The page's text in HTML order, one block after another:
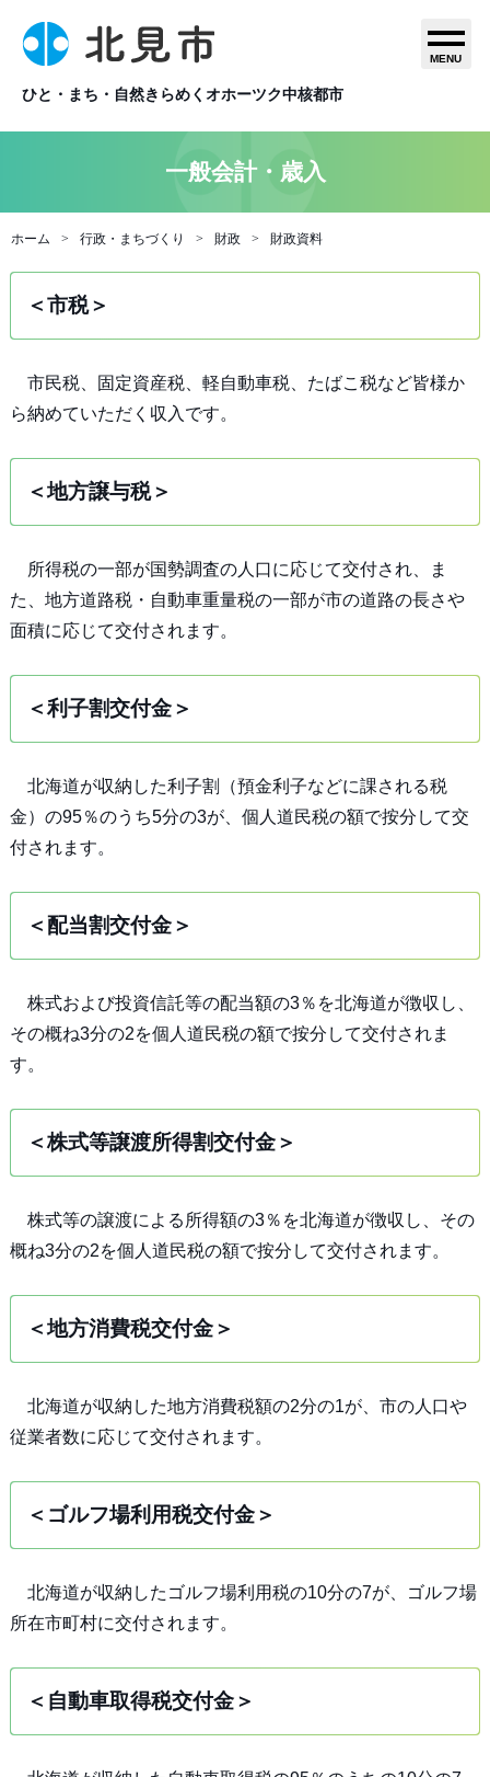
ひと・まち・自然きらめくオホーツク中核都市
MENU
一般会計・歳入
ホーム 行政・まちづくり 財政 財政資料
＜市税＞
市民税、固定資産税、軽自動車税、たばこ税など皆様か
ら納めていただく収入です。
＜地方譲与税＞
所得税の一部が国勢調査の人口に応じて交付され、ま
た、地方道路税・自動車重量税の一部が市の道路の長さや
面積に応じて交付されます。
＜利子割交付金＞
北海道が収納した利子割（預金利子などに課される税
金）の95％のうち5分の3が、個人道民税の額で按分して交
付されます。
＜配当割交付金＞
株式および投資信託等の配当額の3％を北海道が徴収し、
その概ね3分の2を個人道民税の額で按分して交付されま
す。
＜株式等譲渡所得割交付金＞
株式等の譲渡による所得額の3％を北海道が徴収し、その
概ね3分の2を個人道民税の額で按分して交付されます。
＜地方消費税交付金＞
北海道が収納した地方消費税額の2分の1が、市の人口や
従業者数に応じて交付されます。
＜ゴルフ場利用税交付金＞
北海道が収納したゴルフ場利用税の10分の7が、ゴルフ場
所在市町村に交付されます。
＜自動車取得税交付金＞